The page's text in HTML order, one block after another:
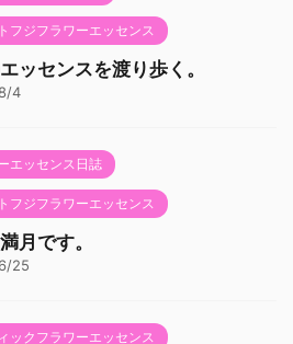
フジフラワーエッセンス
ッセンスを渡り歩く。
4
エッセンス日誌
フジフラワーエッセンス
月です。
25
ックフラワーエッセンス